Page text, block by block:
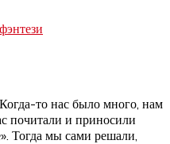
то нас было много, нам
почитали и приносили
Тогда мы сами решали,